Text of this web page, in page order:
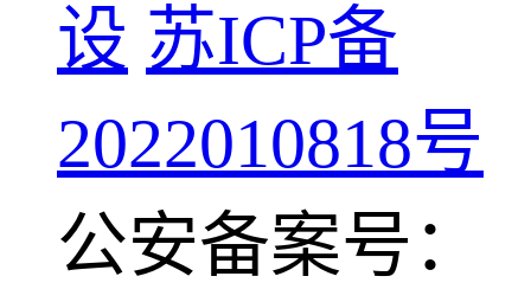
设 苏ICP备
2022010818号
公安备案号：